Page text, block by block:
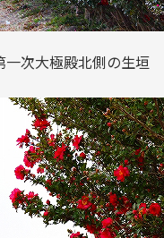
一次大極殿北側の生垣